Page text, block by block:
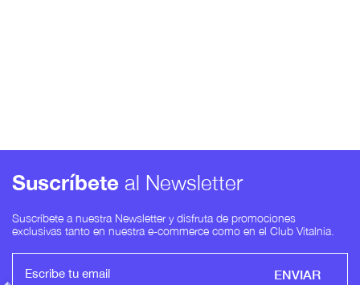
Suscríbete al Newsletter
Suscríbete a nuestra Newsletter y disfruta de promociones
exclusivas tanto en nuestra e-commerce como en el Club Vitalnia.
ENVIAR